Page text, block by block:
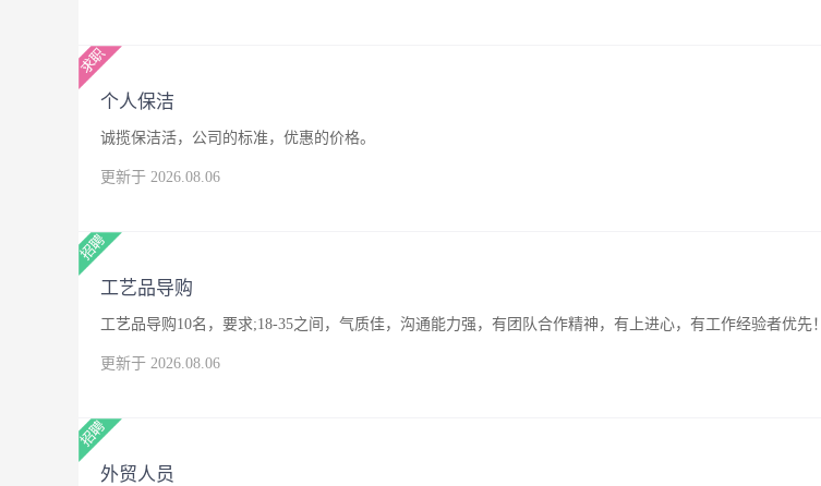
个人保洁
诚揽保洁活，公司的标准，优惠的价格。
更新于 2026.08.06
工艺品导购
工艺品导购10名，要求;18-35之间，气质佳，沟通能力强，有团队合作精神，有上进心，有工作经验者优先！
更新于 2026.08.06
外贸人员